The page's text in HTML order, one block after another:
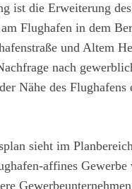
ist die Erweiterung des
Flughafen in dem
und Altem
nach
Nähe des Flughafens
sieht im
affines Gewerbe